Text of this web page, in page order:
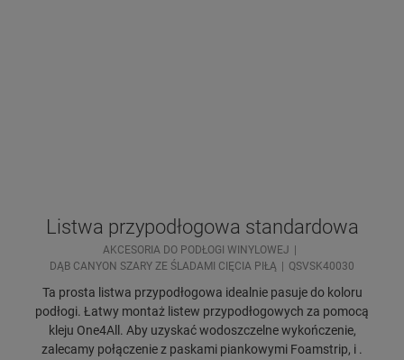
Listwa przypodłogowa standardowa
AKCESORIA DO PODŁOGI WINYLOWEJ
DĄB CANYON SZARY ZE ŚLADAMI CIĘCIA PIŁĄ
QSVSK40030
Ta prosta listwa przypodłogowa idealnie pasuje do koloru
podłogi. Łatwy montaż listew przypodłogowych za pomocą
kleju One4All. Aby uzyskać wodoszczelne wykończenie,
zalecamy połączenie z paskami piankowymi Foamstrip, i .